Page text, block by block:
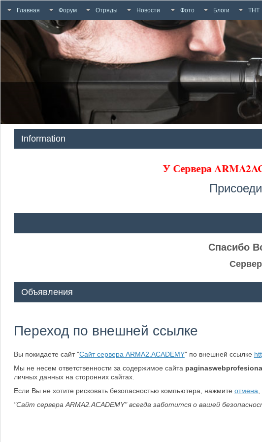
Главная Форум Отряды Новости Фото Блоги ТНТ
Information
У Сервера
Спасибо
Объявления
Переход по внешней ссылке
Вы покидаете сайт "Сайт сервера ARMA2.ACADEMY" по внешней ссылке
Мы не несем ответственности за содержимое сайта
личных данных на сторонних сайтах.
Если Вы не хотите рисковать безопасностью компьютера, нажмите отмена
"Сайт сервера ARMA2.ACADEMY" всегда заботится о вашей